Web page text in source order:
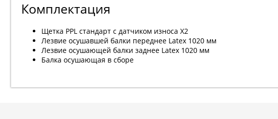
Комплектация
Щетка PPL стандарт с датчиком износа Х2
Лезвие осушавшей балки переднее Latex 1020 мм
Лезвие осушающей балки заднее Latex 1020 мм
Балка осушающая в сборе